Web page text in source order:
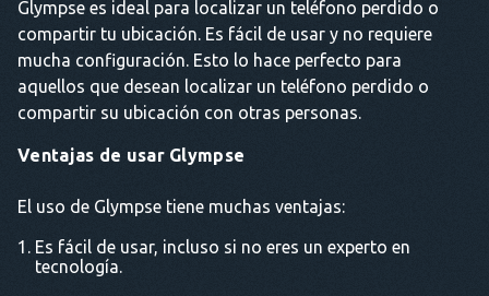
Glympse es ideal para localizar un teléfono perdido o
compartir tu ubicación. Es fácil de usar y no requiere
mucha configuración. Esto lo hace perfecto para
aquellos que desean localizar un teléfono perdido o
compartir su ubicación con otras personas.
Ventajas de usar Glympse
El uso de Glympse tiene muchas ventajas:
Es fácil de usar, incluso si no eres un experto en
tecnología.